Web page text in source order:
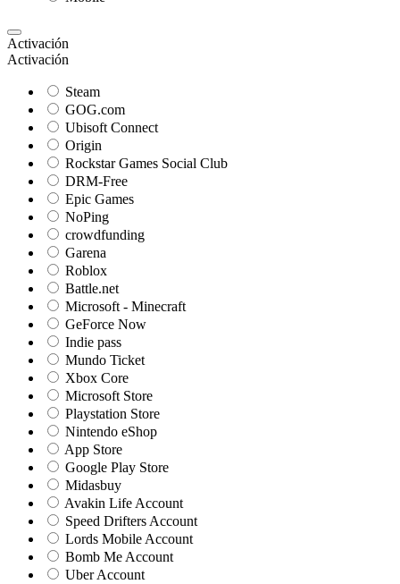
Activación
Activación
Steam
GOG.com
Ubisoft Connect
Origin
Rockstar Games Social Club
DRM-Free
Epic Games
NoPing
crowdfunding
Garena
Roblox
Battle.net
Microsoft - Minecraft
GeForce Now
Indie pass
Mundo Ticket
Xbox Core
Microsoft Store
Playstation Store
Nintendo eShop
App Store
Google Play Store
Midasbuy
Avakin Life Account
Speed Drifters Account
Lords Mobile Account
Bomb Me Account
Uber Account